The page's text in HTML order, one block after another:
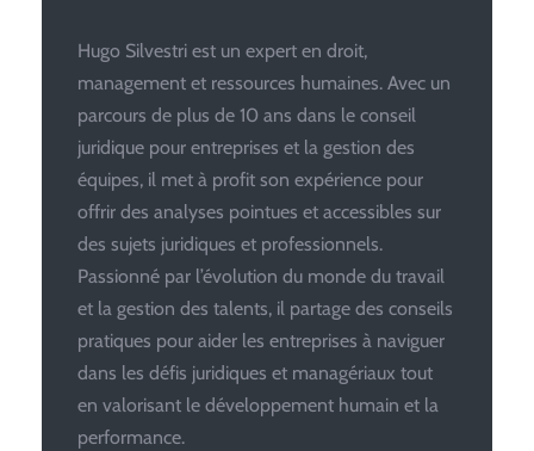
Hugo Silvestri est un expert en droit,
management et ressources humaines. Avec un
parcours de plus de 10 ans dans le conseil
juridique pour entreprises et la gestion des
équipes, il met à profit son expérience pour
offrir des analyses pointues et accessibles sur
des sujets juridiques et professionnels.
Passionné par l’évolution du monde du travail
et la gestion des talents, il partage des conseils
pratiques pour aider les entreprises à naviguer
dans les défis juridiques et managériaux tout
en valorisant le développement humain et la
performance.